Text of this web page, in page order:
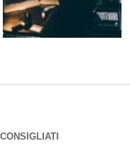
CONSIGLIATI